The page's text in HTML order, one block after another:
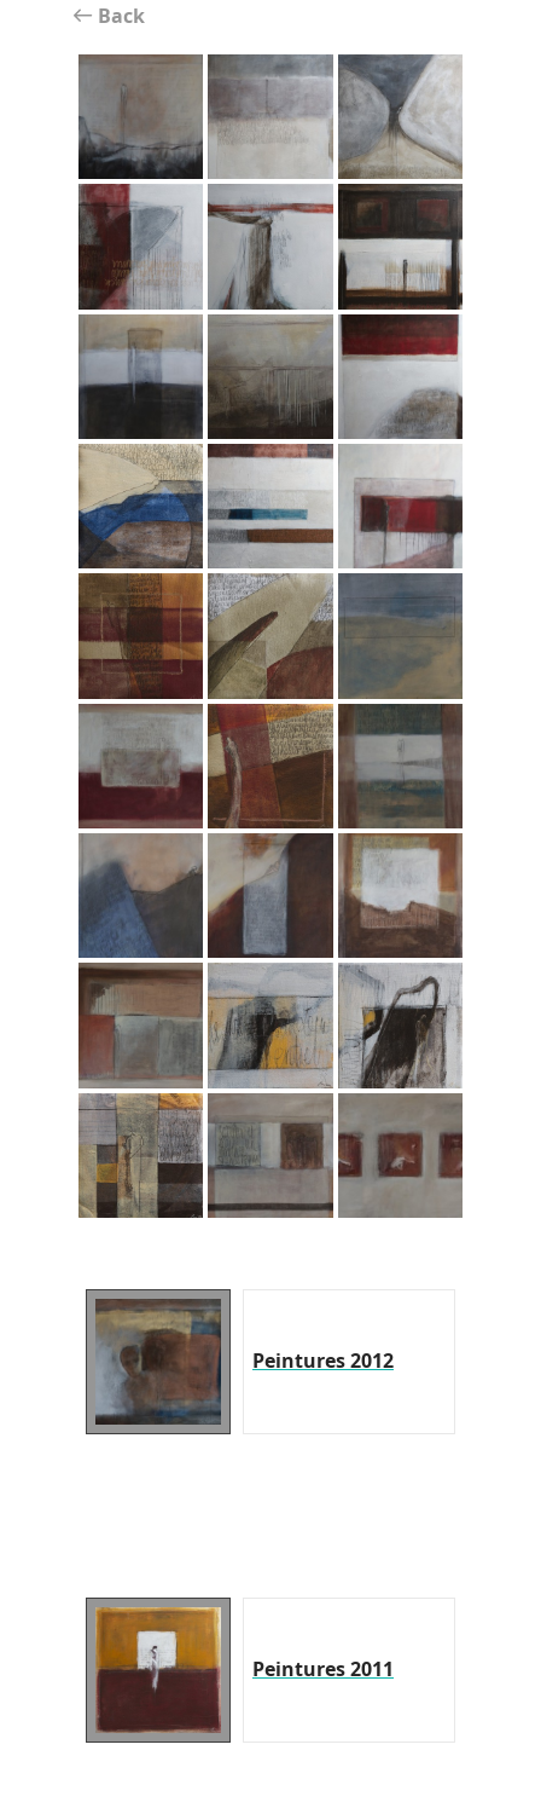
Back
Peintures 2012
Peintures 2011